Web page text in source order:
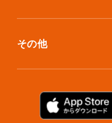
ご利用者の声
プラン診断
シューズリペア
ボックスのお取り寄せ
お預け入れ(集荷)
その他
サマリーポケットカード
お知らせ・メディア情報
お問い合わせ